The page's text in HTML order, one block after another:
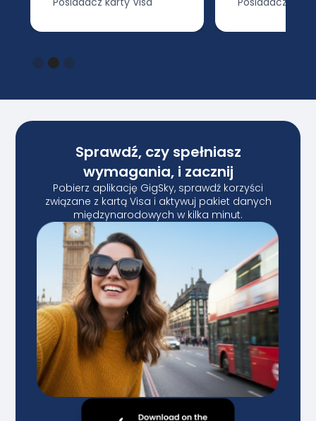
Sprawdź, czy spełniasz
wymagania, i zacznij
Pobierz aplikację GigSky, sprawdź korzyści
związane z kartą Visa i aktywuj pakiet danych
międzynarodowych w kilka minut.